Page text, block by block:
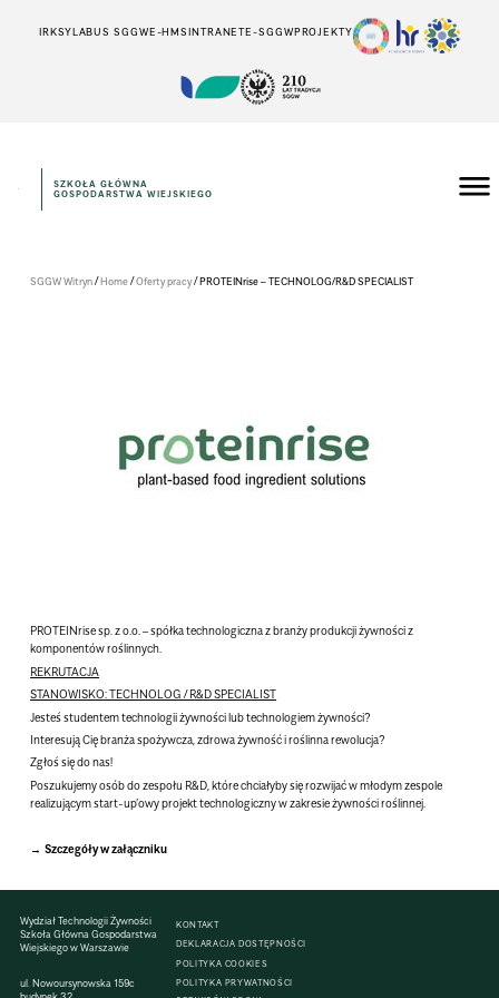
IRKSYLABUS SGGWE-HMSINTRANETE-SGGWPROJEKTY
SZKOŁA GŁÓWNA
GOSPODARSTWA WIEJSKIEGO
SGGW Witryn/Home/Oferty pracy/PROTEINrise – TECHNOLOG/R&D SPECIALIST
PROTEINrise sp. z o.o.– spółka technologiczna z branży produkcji żywności z
komponentów roślinnych.
REKRUTACJA
STANOWISKO: TECHNOLOG / R&D SPECIALIST
Jesteś studentemtechnologii żywnościlub technologiem żywności?
Interesują Ciębranża spożywcza, zdrowa żywność i roślinna rewolucja?
Zgłoś się do nas!
Poszukujemy osóbdo zespołu R&D , które chciałyby się rozwijać w młodym zespole
realizującym start-up’owy projekt technologiczny w zakresie żywności roślinnej.
Szczegóły w załączniku
Wydział Technologii Żywności
Szkoła Główna Gospodarstwa
Wiejskiego w Warszawie
ul. Nowoursynowska 159c
KONTAKT
DEKLARACJA DOSTĘPNOŚCI
POLITYKA COOKIES
POLITYKA PRYWATNOŚCI